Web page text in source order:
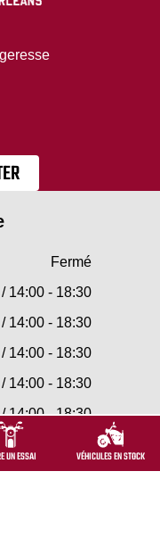
Fermé
14:00 - 18:30
14:00 - 18:30
14:00 - 18:30
14:00 - 18:30
14:00 - 18:30
UN ESSAI VÉHICULES EN STOCK